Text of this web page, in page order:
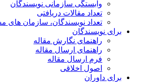
وابستگی سازمانی نویسندگان
تعداد مقالات دریافتی
تعداد نویسندگان، سازمان های
برای نویسندگان
راهنمای نگارش مقاله
راهنمای ارسال مقاله
فرم ارسال مقاله
اصول اخلاقی
برای داوران